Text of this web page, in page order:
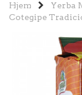
Hjem Yerba
Cotegipe